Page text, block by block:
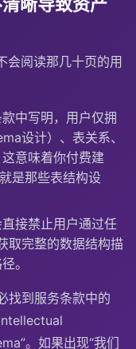
会阅读那几十页的用
中写明，用户仅拥
设计）、表关系、
意味着你付费建
是那些表结构设
接禁止用户通过任
取完整的数据结构描
。
找到服务条款中的
。如果出现“我们